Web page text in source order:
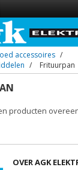
accessoires /
/ Frituurpan
producten
OVER AGK